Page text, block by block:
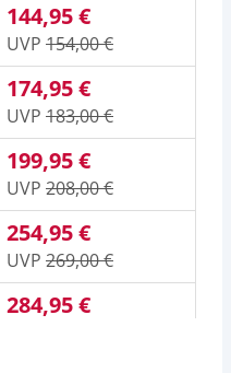
144,95 €
UVP 154,00 €
174,95 €
UVP 183,00 €
199,95 €
UVP 208,00 €
254,95 €
UVP 269,00 €
284,95 €